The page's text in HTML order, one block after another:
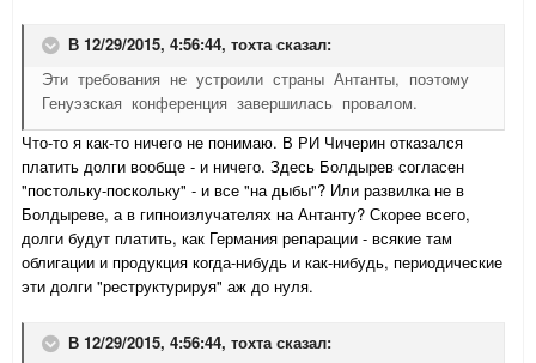
В 12/29/2015, 4:56:44, тохтасказал:
Эти требования не устроили страны Антанты, поэтому
Генуэзская конференция завершилась провалом.
Что-то я как-то ничего не понимаю. В РИ Чичерин отказался
платить долги вообще - и ничего. Здесь Болдырев согласен
"постольку-поскольку" - и все "на дыбы"? Или развилка не в
Болдыреве, а в гипноизлучателях на Антанту? Скорее всего,
долги будут платить, как Германия репарации - всякие там
облигации и продукция когда-нибудь и как-нибудь, периодические
эти долги "реструктурируя" аж до нуля.
В 12/29/2015, 4:56:44, тохтасказал: